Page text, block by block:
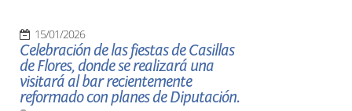
15/01/2026
Celebración de las fiestas de Casillas
de Flores, donde se realizará una
visitará al bar recientemente
reformado con planes de Diputación.